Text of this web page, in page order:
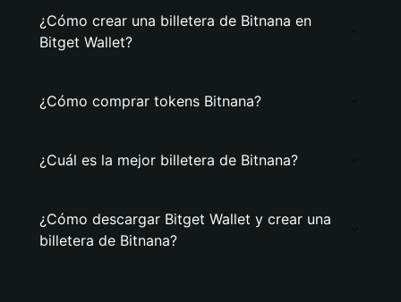
¿Cómo crear una billetera de Bitnana en
Bitget Wallet?
¿Cómo comprar tokens Bitnana?
¿Cuál es la mejor billetera de Bitnana?
¿Cómo descargar Bitget Wallet y crear una
billetera de Bitnana?